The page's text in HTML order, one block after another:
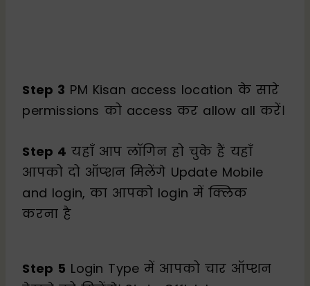
Step 3 PM Kisan access location के सारे
permissions को access कर allow all करें।
Step 4 यहाँ आप लॉगिन हो चुके हैं यहाँ
आपको दो ऑप्शन मिलेंगे Update Mobile
and login, का आपको login में क्लिक
करना है
Step 5 Login Type में आपको चार ऑप्शन